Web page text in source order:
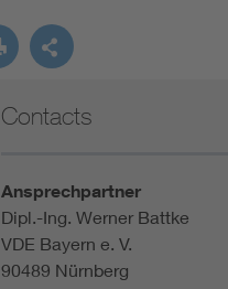
Contacts
Ansprechpartner
Dipl.-Ing. Werner Battke
VDE Bayern e. V.
90489 Nürnberg